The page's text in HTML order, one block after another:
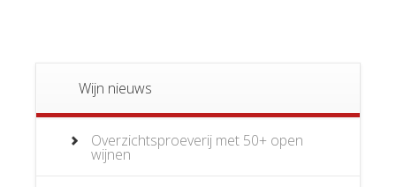
Wijn nieuws
Overzichtsproeverij met 50+ open
wijnen